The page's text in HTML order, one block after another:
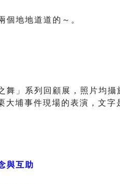
個地地道道的～。
舞」系列回顧展，照片均攝
大埔事件現場的表演 ，文
與互助